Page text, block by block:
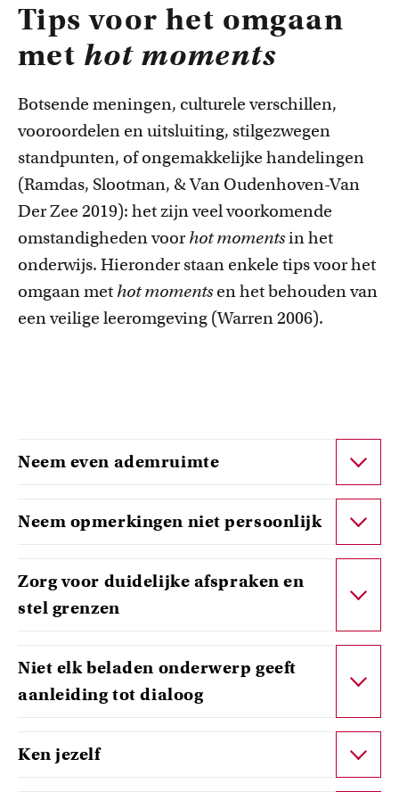
Tips voor het omgaan
met hot moments
Botsende meningen, culturele verschillen,
vooroordelen en uitsluiting, stilgezwegen
standpunten, of ongemakkelijke handelingen
(Ramdas, Slootman, & Van Oudenhoven-Van
Der Zee 2019): het zijn veel voorkomende
omstandigheden voor hot momentsin het
onderwijs. Hieronder staan enkele tips voor het
omgaan met hot momentsen het behouden van
een veilige leeromgeving (Warren 2006).
Neem even ademruimte
Neem opmerkingen niet persoonlijk
Zorg voor duidelijke afspraken en
stel grenzen
Niet elk beladen onderwerp geeft
aanleiding tot dialoog
Ken jezelf